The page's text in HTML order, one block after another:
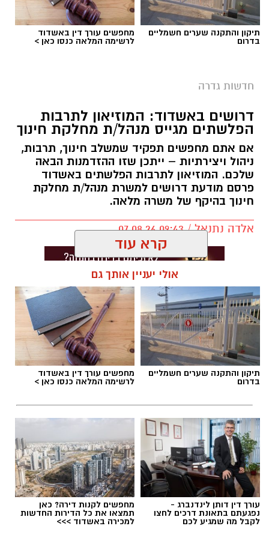
תיקון והתקנה שערים חשמליים
בדרום
מחפשים עורך דין באשדוד
לרשימה המלאה כנסו כאן >
חדשות גדרה
דרושים באשדוד: המוזיאון לתרבות
הפלשתים מגייס מנהל/ת מחלקת חינוך
אם אתם מחפשים תפקיד שמשלב חינוך, תרבות,
ניהול ויצירתיות – ייתכן שזו ההזדמנות הבאה
שלכם. המוזיאון לתרבות הפלשתים באשדוד
פרסם מודעת דרושים למשרת מנהל/ת מחלקת
חינוך בהיקף של משרה מלאה.
אלדה נתנאל / 09:43 07.08.26
תגים:דרושים באשדוד
גיוס
קרא עוד
אולי יעניין אותך גם
תיקון והתקנה שערים חשמליים
בדרום
מחפשים עורך דין באשדוד
לרשימה המלאה כנסו כאן >
עורך דין דותן לינדנברג -
נפגעתם בתאונת דרכים לחצו
לקבל מה שמגיע לכם
מחפשים לקנות דירה? כאן
תמצאו את כל הדירות החדשות
למכירה באשדוד >>>